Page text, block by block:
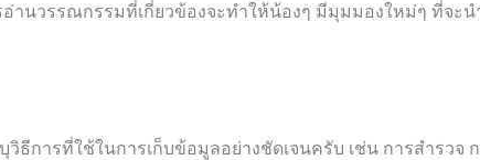
านวรรณกรรมที่เกี่ยวข้องจะทำให้น้องๆ มีมุมมองใหม่ๆ ที่จะน
วิธีการที่ใช้ในการเก็บข้อมูลอย่างชัดเจนครับ เช่น การสำรวจ